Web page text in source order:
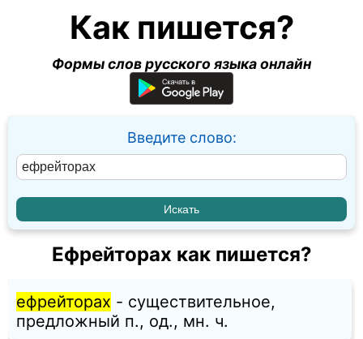
Как пишется?
Формы слов русского языка онлайн
Введите слово:
Ефрейторах как пишется?
ефрейторах - существительное,
предложный п., од., мн. ч.